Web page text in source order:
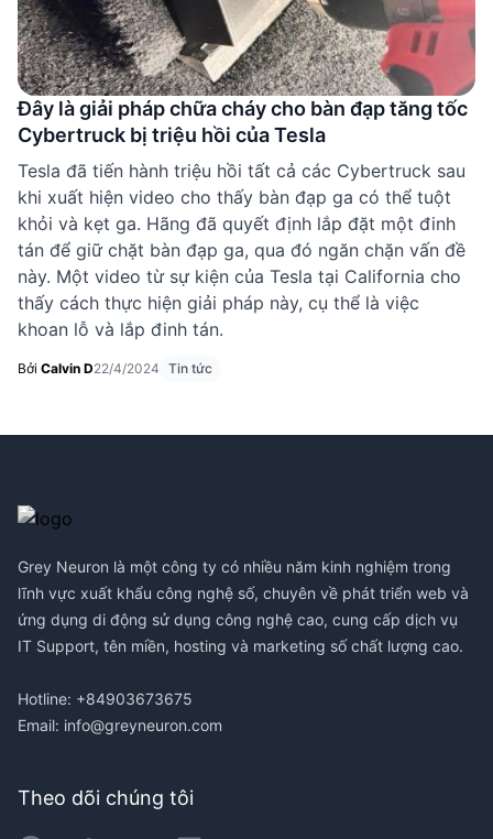
Đây là giải pháp chữa cháy cho bàn đạp tăng tốc
Cybertruck bị triệu hồi của Tesla
Tesla đã tiến hành triệu hồi tất cả các Cybertruck sau
khi xuất hiện video cho thấy bàn đạp ga có thể tuột
khỏi và kẹt ga. Hãng đã quyết định lắp đặt một đinh
tán để giữ chặt bàn đạp ga, qua đó ngăn chặn vấn đề
này. Một video từ sự kiện của Tesla tại California cho
thấy cách thực hiện giải pháp này, cụ thể là việc
khoan lỗ và lắp đinh tán.
Bởi Calvin D22/4/2024 Tin tức
Grey Neuron là một công ty có nhiều năm kinh nghiệm trong
lĩnh vực xuất khẩu công nghệ số, chuyên về phát triển web và
ứng dụng di động sử dụng công nghệ cao, cung cấp dịch vụ
IT Support, tên miền, hosting và marketing số chất lượng cao.
Hotline: +84903673675
Email: info@greyneuron.com
Theo dõi chúng tôi